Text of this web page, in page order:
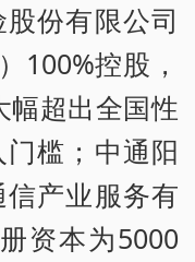
份有限公司
100%控股，
幅超出全国性
槛；中通阳
产业服务有
资本为5000